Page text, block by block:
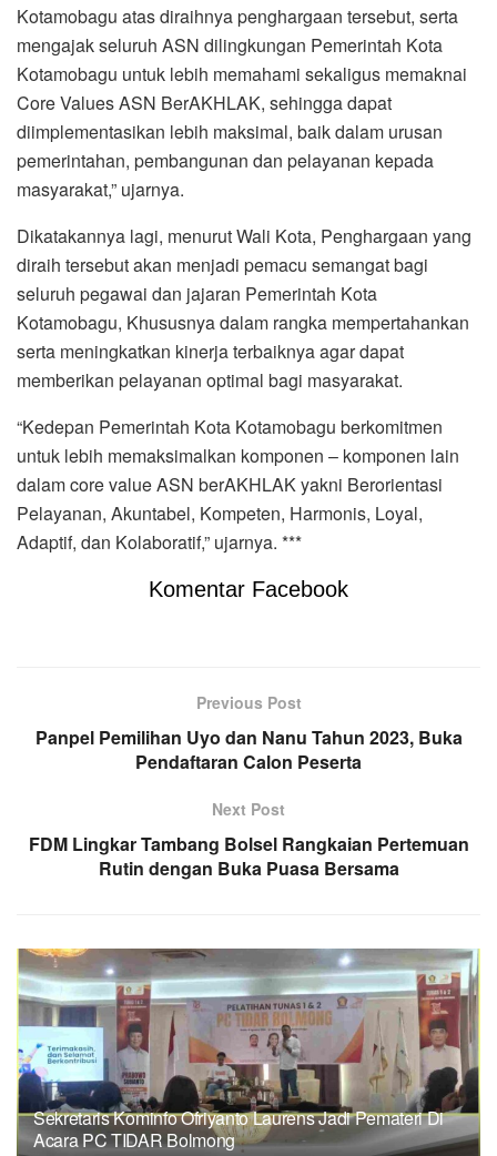
Kotamobagu atas diraihnya penghargaan tersebut, serta
mengajak seluruh ASN dilingkungan Pemerintah Kota
Kotamobagu untuk lebih memahami sekaligus memaknai
Core Values ASN BerAKHLAK, sehingga dapat
diimplementasikan lebih maksimal, baik dalam urusan
pemerintahan, pembangunan dan pelayanan kepada
masyarakat,” ujarnya.
Dikatakannya lagi, menurut Wali Kota, Penghargaan yang
diraih tersebut akan menjadi pemacu semangat bagi
seluruh pegawai dan jajaran Pemerintah Kota
Kotamobagu, Khususnya dalam rangka mempertahankan
serta meningkatkan kinerja terbaiknya agar dapat
memberikan pelayanan optimal bagi masyarakat.
“Kedepan Pemerintah Kota Kotamobagu berkomitmen
untuk lebih memaksimalkan komponen – komponen lain
dalam core value ASN berAKHLAK yakni Berorientasi
Pelayanan, Akuntabel, Kompeten, Harmonis, Loyal,
Adaptif, dan Kolaboratif,” ujarnya. ***
Komentar Facebook
Previous Post
Panpel Pemilihan Uyo dan Nanu Tahun 2023, Buka
Pendaftaran Calon Peserta
Next Post
FDM Lingkar Tambang Bolsel Rangkaian Pertemuan
Rutin dengan Buka Puasa Bersama
Sekretaris Kominfo Ofriyanto Laurens Jadi Pemateri Di
Acara PC TIDAR Bolmong